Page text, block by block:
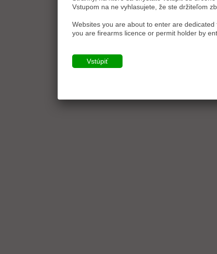
Vstupom na ne vyhlasujete, že ste držiteľom
Websites you are about to enter are
you are firearms licence or permit holder by
Vstúpiť